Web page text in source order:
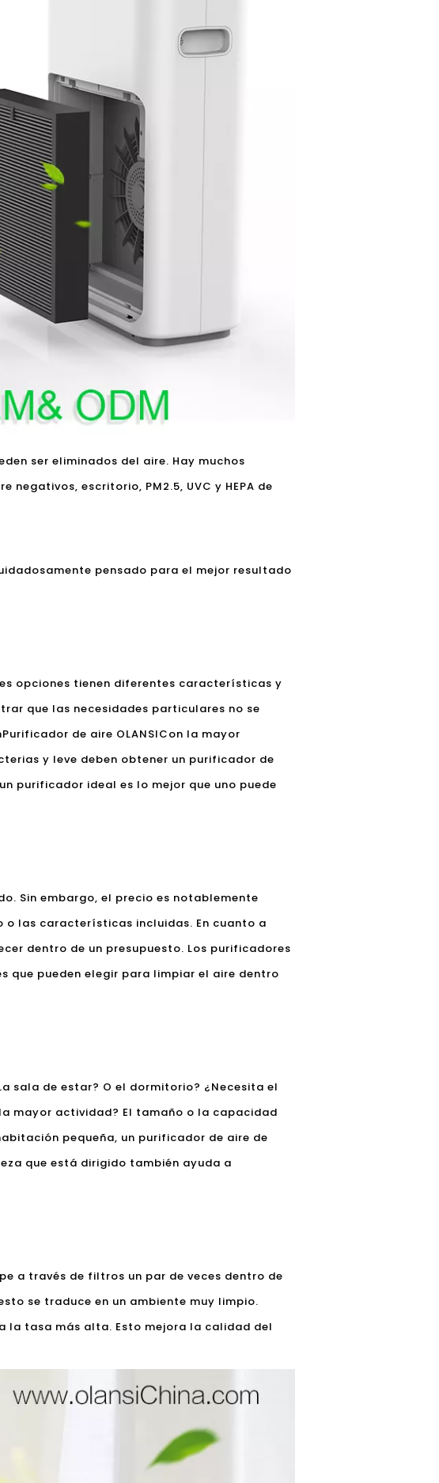
ser eliminados del aire. Hay muchos
escritorio, PM2.5, UVC y HEPA de
pensado para el mejor resultado
opciones tienen diferentes características y
que las necesidades particulares no se
Purificador de aire OLANSICon la mayor
y leve deben obtener un purificador de
purificador ideal es lo mejor que uno puede
Sin embargo, el precio es notablemente
o las características incluidas. En cuanto a
dentro de un presupuesto. Los purificadores
que pueden elegir para limpiar el aire dentro
sala de estar? O el dormitorio? ¿Necesita el
mayor actividad? El tamaño o la capacidad
pequeña, un purificador de aire de
que está dirigido también ayuda a
a través de filtros un par de veces dentro de
se traduce en un ambiente muy limpio.
la tasa más alta. Esto mejora la calidad del